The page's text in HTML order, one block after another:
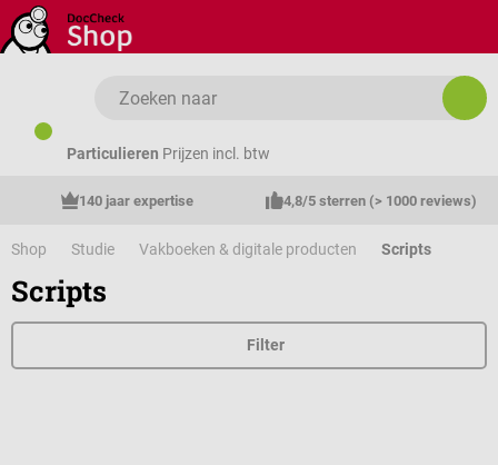
Ga naar de hoofdinhoud
Particulieren Prijzen incl. btw
140 jaar expertise 4,8/5 sterren (> 1000 reviews)
Shop Studie Vakboeken & digitale producten Scripts
Scripts
Filter